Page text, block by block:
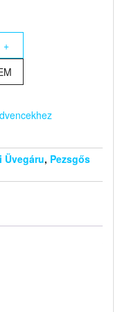
+
Üvegáru, Pezsgős